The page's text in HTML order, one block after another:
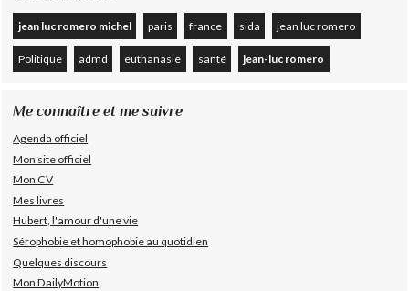
jean luc romero michel paris france sida jean luc romero
Politique admd euthanasie santé jean-luc romero
Me connaître et me suivre
Agenda officiel
Mon site officiel
Mon CV
Mes livres
Hubert, l'amour d'une vie
Sérophobie et homophobie au quotidien
Quelques discours
Mon DailyMotion